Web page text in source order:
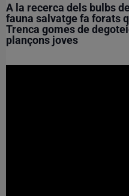
A la recerca dels bulbs
fauna salvatge fa forats
Trenca gomes de
plançons joves